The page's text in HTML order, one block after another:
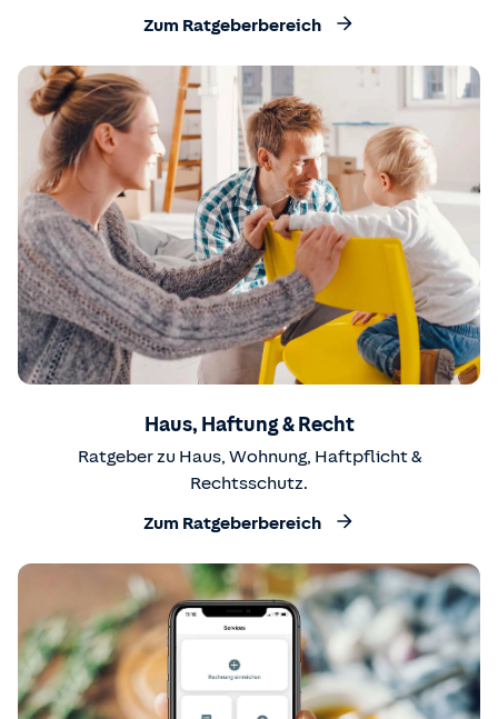
Zum Ratgeberbereich
Haus, Haftung & Recht
Ratgeber zu Haus, Wohnung, Haftpflicht &
Rechtsschutz.
Zum Ratgeberbereich